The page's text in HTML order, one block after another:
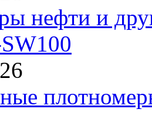
нефти и